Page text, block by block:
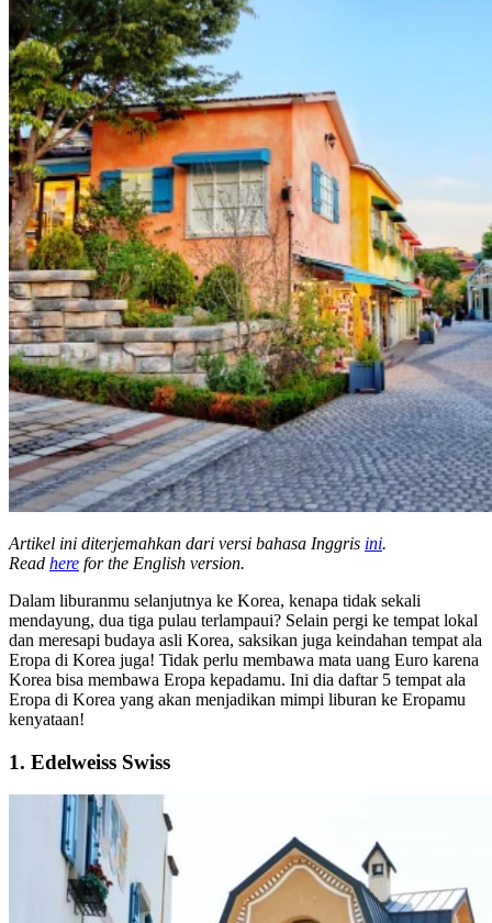
Artikel ini diterjemahkan dari versi bahasa Inggris ini.
Read here for the English version.
Dalam liburanmu selanjutnya ke Korea, kenapa tidak sekali
mendayung, dua tiga pulau terlampaui? Selain pergi ke tempat lokal
dan meresapi budaya asli Korea, saksikan juga keindahan tempat ala
Eropa di Korea juga! Tidak perlu membawa mata uang Euro karena
Korea bisa membawa Eropa kepadamu. Ini dia daftar 5 tempat ala
Eropa di Korea yang akan menjadikan mimpi liburan ke Eropamu
kenyataan!
1. Edelweiss Swiss